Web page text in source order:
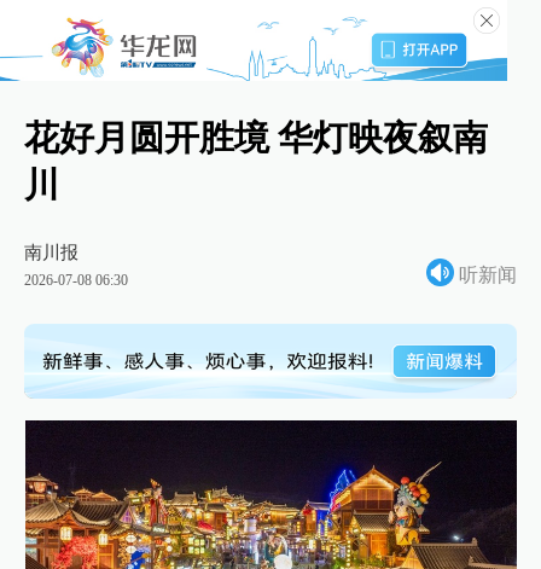
花好月圆开胜境 华灯映夜叙南
川
南川报
2026-07-08 06:30 听新闻